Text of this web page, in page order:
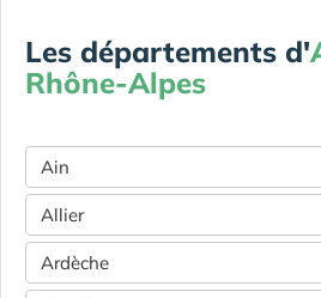
Les départements d'
Rhône-Alpes
Ain
Allier
Ardèche